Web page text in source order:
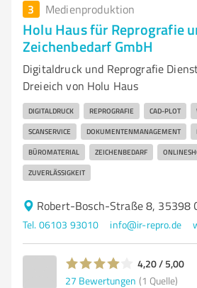
3 Medienproduktion
Holu Haus für Reprografie
Zeichenbedarf GmbH
Digitaldruck und Reprografie
Dreieich von Holu Haus
DIGITALDRUCK REPROGRAFIE CAD-PLOT
SCANSERVICE DOKUMENTENMANAGEMENT
BÜROMATERIAL ZEICHENBEDARF
ZUVERLÄSSIGKEIT
Robert-Bosch-Straße 8, 35398
Tel. 06103 93010 info@ir-repro.de
4,20 / 5,00
27 Bewertungen (1 Quelle)